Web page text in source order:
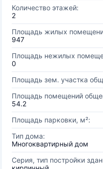
Количество этажей:
2
Площадь жилых
947
Площадь нежилых
0
Площадь зем. участка
Площадь помещений
54.2
Площадь парковки, м²:
Тип дома:
Многоквартирный дом
Серия, тип постройки